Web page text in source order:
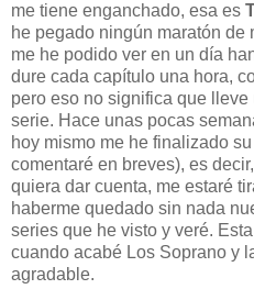
me tiene enganchado, esa es
he pegado ningún maratón
me he podido ver en un día
dure cada capítulo una hora,
pero eso no significa que
serie. Hace unas pocas
hoy mismo me he finalizado
comentaré en breves), es
quiera dar cuenta, me estaré
haberme quedado sin nada
series que he visto y veré.
cuando acabé Los Soprano y
agradable.